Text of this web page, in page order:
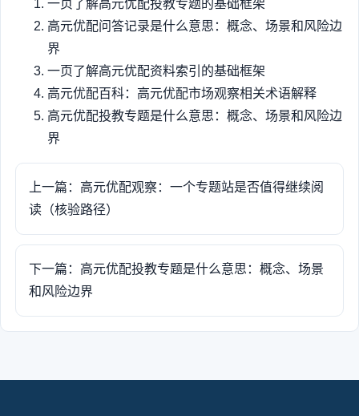
一页了解高元优配投教专题的基础框架
高元优配问答记录是什么意思：概念、场景和风险边
界
一页了解高元优配资料索引的基础框架
高元优配百科：高元优配市场观察相关术语解释
高元优配投教专题是什么意思：概念、场景和风险边
界
上一篇：高元优配观察：一个专题站是否值得继续阅
读（核验路径）
下一篇：高元优配投教专题是什么意思：概念、场景
和风险边界